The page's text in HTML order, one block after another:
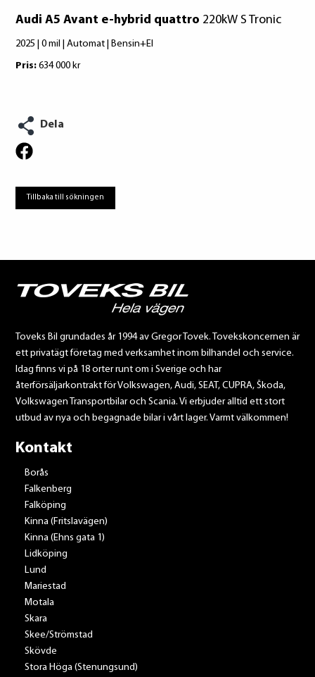
Audi A5 Avant e-hybrid quattro 220kW S Tronic
2025 | 0 mil | Automat | Bensin+El
Pris: 634 000 kr
Dela
Tillbaka till sökningen
Toveks Bil grundades år 1994 av Gregor Tovek. Tovekskoncernen är
ett privatägt företag med verksamhet inom bilhandel och service.
Idag finns vi på 18 orter runt om i Sverige och har
återförsäljarkontrakt för Volkswagen, Audi, SEAT, CUPRA, Škoda,
Volkswagen Transportbilar och Scania. Vi erbjuder alltid ett stort
utbud av nya och begagnade bilar i vårt lager. Varmt välkommen!
Kontakt
Borås
Falkenberg
Falköping
Kinna (Fritslavägen)
Kinna (Ehns gata 1)
Lidköping
Lund
Mariestad
Motala
Skara
Skee/Strömstad
Skövde
Stora Höga (Stenungsund)